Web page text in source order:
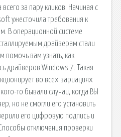
за пару кликов. Начиная с
ужесточила требования к
В операционной системе
драйверам стали
помочь вам узнать, как
драйверов Windows 7. Такая
во всех вариациях
то бывали случаи, когда ВЫ
но не смогли его установить
его цифровую подпись и
отключения проверки